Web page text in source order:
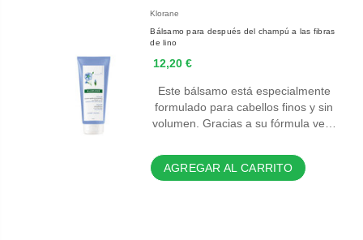
Klorane
Bálsamo para después del champú a las fibras
de lino
12,20 €
Este bálsamo está especialmente
formulado para cabellos finos y sin
volumen. Gracias a su fórmula ve…
AGREGAR AL CARRITO